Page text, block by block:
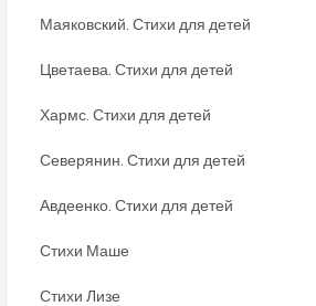
Маяковский. Стихи для детей
Цветаева. Стихи для детей
Хармс. Стихи для детей
Северянин. Стихи для детей
Авдеенко. Стихи для детей
Стихи Маше
Стихи Лизе